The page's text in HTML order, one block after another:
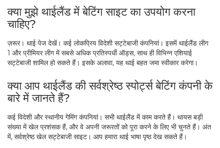
क्या मुझे थाईलैंड में बेटिंग साइट का उपयोग करना
चाहिए?
ज़रूर। थाई पेज देखें। कई लोकप्रिय विदेशी सट्टेबाजी कंपनियां। इसमें थाईलैंड लीग
1 और प्रीमियर लीग में सबसे अधिक प्रतिस्पर्धी ऑड्स, साथ ही विभिन्न एशियाई
सट्टेबाजी शामिल हो सकते हैं। इसके अलावा, यह थाई बहत जमा स्वीकार करेगा।
क्या आप थाईलैंड की सर्वश्रेष्ठ स्पोर्ट्स बेटिंग कंपनी के
बारे में जानते हैं?
कई विदेशी और स्थानीय गेमिंग कंपनियां। सभी थाईलैंड में काम करते हैं। थायस बड़ी
संख्या में खेल प्रशंसक हैं, और वे अपनी जरूरतों को पूरा करने के लिए भी चुनते हैं। अंत
में, सर्वश्रेष्ठ खेल सट्टेबाजी साइट। आप हमारा थाई भाषा पृष्ठ देख सकते हैं।